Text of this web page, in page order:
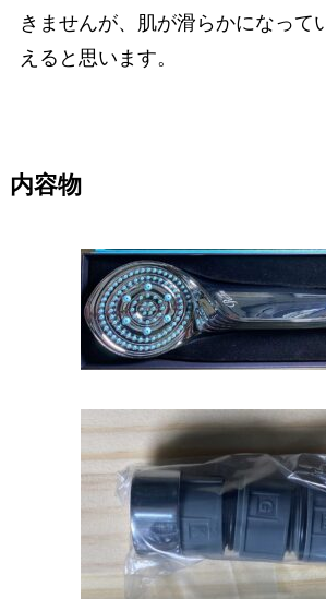
きませんが、肌が滑らかになって
えると思います。
内容物